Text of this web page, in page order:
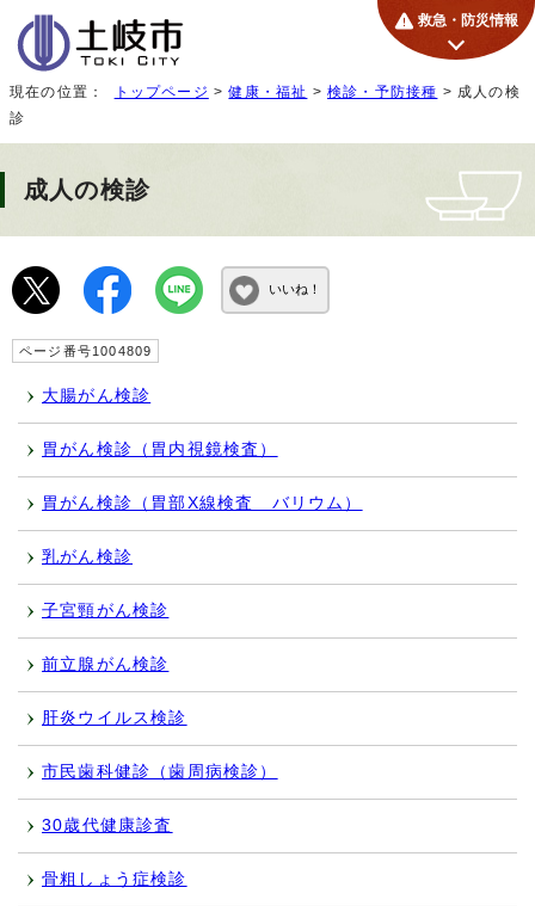
救急・防災情報
現在の位置： トップページ >健康・福祉 >検診・予防接種 > 成人の検
診
成人の検診
いいね！
ページ番号1004809
大腸がん検診
胃がん検診（胃内視鏡検査）
胃がん検診（胃部X線検査 バリウム）
乳がん検診
子宮頸がん検診
前立腺がん検診
肝炎ウイルス検診
市民歯科健診（歯周病検診）
30歳代健康診査
骨粗しょう症検診